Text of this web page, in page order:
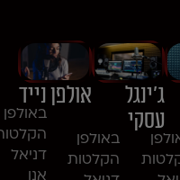
ג’ינגל
עסקי
באולפן
הקלטות
אולפן נייד
באולפן
הקלטות
דניאל
אנו